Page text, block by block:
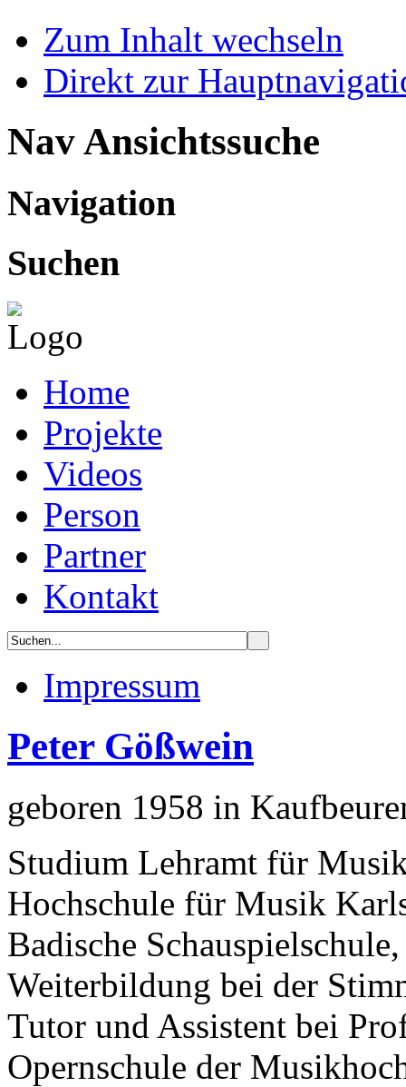
Zum Inhalt wechseln
Direkt zur
Nav Ansichtssuche
Navigation
Suchen
Home
Projekte
Videos
Person
Partner
Kontakt
Impressum
Peter Gößwein
geboren 1958 in
Studium Lehramt für
Hochschule für Musik
Badische
Weiterbildung bei der
Tutor und Assistent bei
Opernschule der